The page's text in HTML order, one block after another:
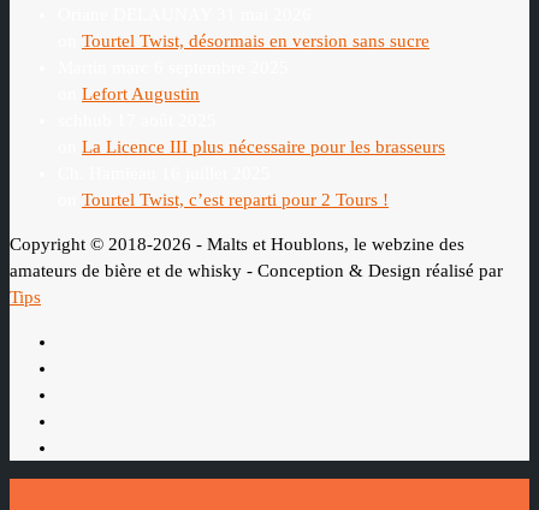
Tourtel Twist, désormais en version sans sucre
Lefort Augustin
La Licence III plus nécessaire pour les brasseurs
Tourtel Twist, c’est reparti pour 2 Tours !
Copyright © 2018-2026 - Malts et Houblons, le webzine des
amateurs de bière et de whisky - Conception & Design réalisé par
Tips